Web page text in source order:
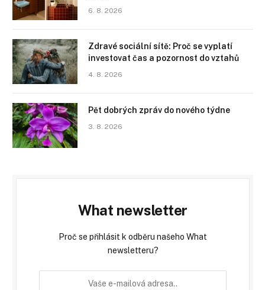
6. 8. 2026
Zdravé sociální sítě: Proč se vyplatí
investovat čas a pozornost do vztahů
4. 8. 2026
Pět dobrých zpráv do nového týdne
3. 8. 2026
What newsletter
Proč se přihlásit k odběru našeho What
newsletteru?